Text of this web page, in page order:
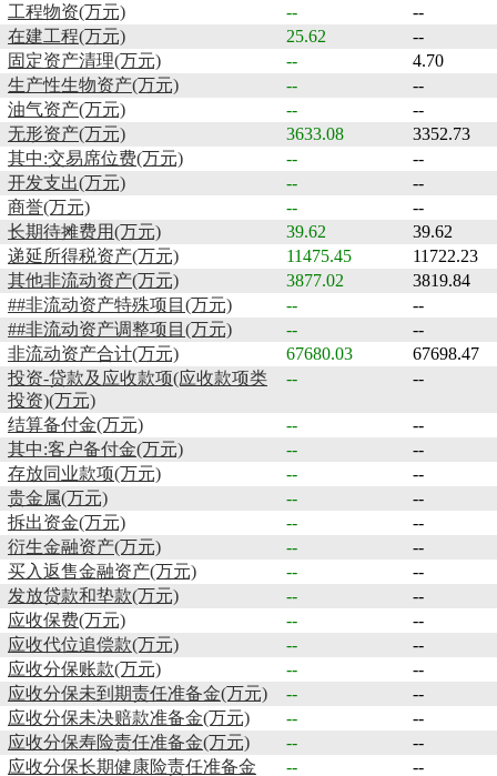
工程物资(万元)
--
--
在建工程(万元)
25.62
--
固定资产清理(万元)
--
4.70
生产性生物资产(万元)
--
--
油气资产(万元)
--
--
无形资产(万元)
3633.08
3352.73
其中:交易席位费(万元)
--
--
开发支出(万元)
--
--
商誉(万元)
--
--
长期待摊费用(万元)
39.62
39.62
递延所得税资产(万元)
11475.45
11722.23
其他非流动资产(万元)
3877.02
3819.84
##非流动资产特殊项目(万元)
--
--
##非流动资产调整项目(万元)
--
--
非流动资产合计(万元)
67680.03
67698.47
投资-贷款及应收款项(应收款项类
投资)(万元)
-- --
结算备付金(万元) --
--
其中:客户备付金(万元)
--
--
存放同业款项(万元)
--
--
贵金属(万元)
--
--
拆出资金(万元)
--
--
衍生金融资产(万元)
--
--
买入返售金融资产(万元)
--
--
发放贷款和垫款(万元)
--
--
应收保费(万元)
--
--
应收代位追偿款(万元)
--
--
应收分保账款(万元)
--
--
应收分保未到期责任准备金(万元)
--
--
应收分保未决赔款准备金(万元)
--
--
应收分保寿险责任准备金(万元)
--
--
应收分保长期健康险责任准备金
-- --